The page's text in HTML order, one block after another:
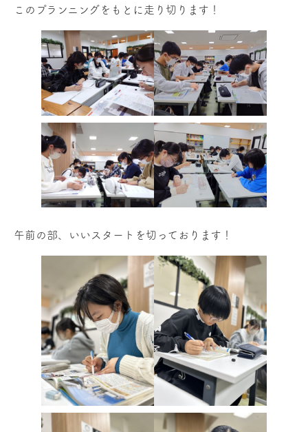
このプランニングをもとに走り切ります！
午前の部、いいスタートを切っております！